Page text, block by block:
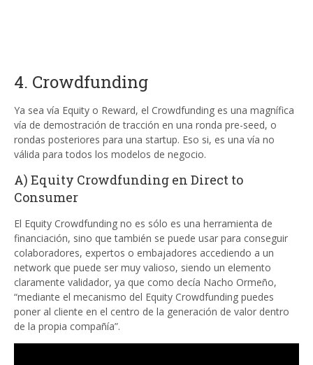
4. Crowdfunding
Ya sea vía Equity o Reward, el Crowdfunding es una magnífica
vía de demostración de tracción en una ronda pre-seed, o
rondas posteriores para una startup. Eso si, es una vía no
válida para todos los modelos de negocio.
A) Equity Crowdfunding en Direct to
Consumer
El Equity Crowdfunding no es sólo es una herramienta de
financiación, sino que también se puede usar para conseguir
colaboradores, expertos o embajadores accediendo a un
network que puede ser muy valioso, siendo un elemento
claramente validador, ya que como decía Nacho Ormeño,
“mediante el mecanismo del Equity Crowdfunding puedes
poner al cliente en el centro de la generación de valor dentro
de la propia compañía”.